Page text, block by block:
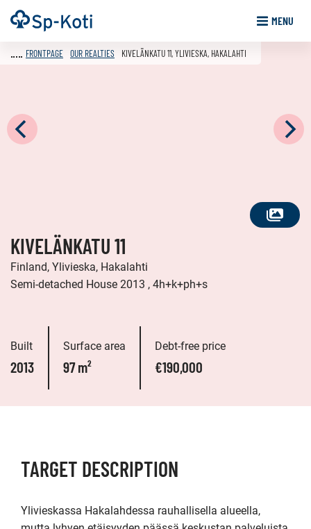
Go
to
Frontpage MENU
SEE
FRONTPAGE OUR REALTIES KIVELÄNKATU 11, YLIVIESKA, HAKALAHTI
KIVELÄNKATU 11
Finland, Ylivieska, Hakalahti
Semi-detached House 2013 , 4h+k+ph+s
Built
2013
Surface area
97 m²
Debt-free price
€190,000
TARGET DESCRIPTION
Ylivieskassa Hakalahdessa rauhallisella alueella,